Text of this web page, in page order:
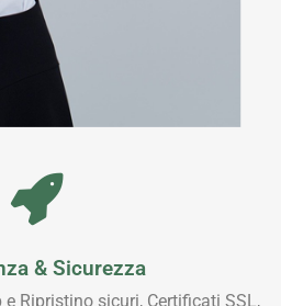
& Sicurezza
Ripristino sicuri, Certificati SSL,